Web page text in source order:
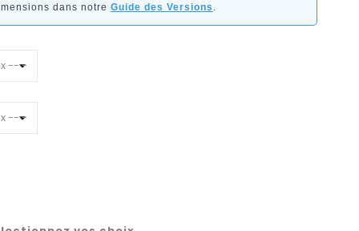
dans notre Guide des Versions